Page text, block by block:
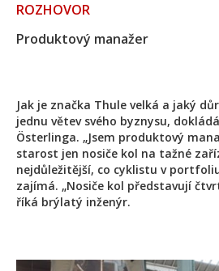
ROZHOVOR
Produktový manažer
Jak je značka Thule velká a jaký
jednu větev svého byznysu,
Österlinga. „Jsem produktový
starost jen nosiče kol na tažné
nejdůležitější, co cyklistu v
zajímá. „Nosiče kol představují
říká brýlatý inženýr.